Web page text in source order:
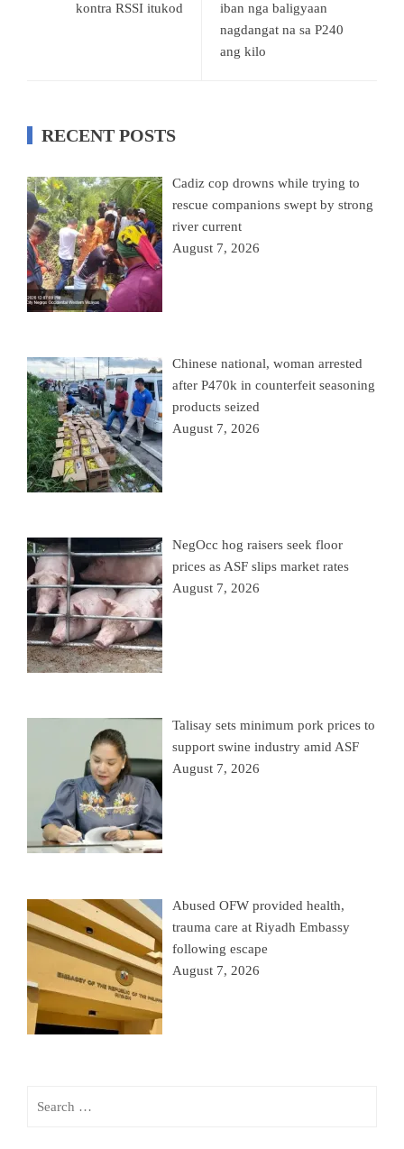
kontra RSSI itukod
iban nga baligyaan
nagdangat na sa P240
ang kilo
RECENT POSTS
Cadiz cop drowns while trying to
rescue companions swept by strong
river current
August 7, 2026
Chinese national, woman arrested
after P470k in counterfeit seasoning
products seized
August 7, 2026
NegOcc hog raisers seek floor
prices as ASF slips market rates
August 7, 2026
Talisay sets minimum pork prices to
support swine industry amid ASF
August 7, 2026
Abused OFW provided health,
trauma care at Riyadh Embassy
following escape
August 7, 2026